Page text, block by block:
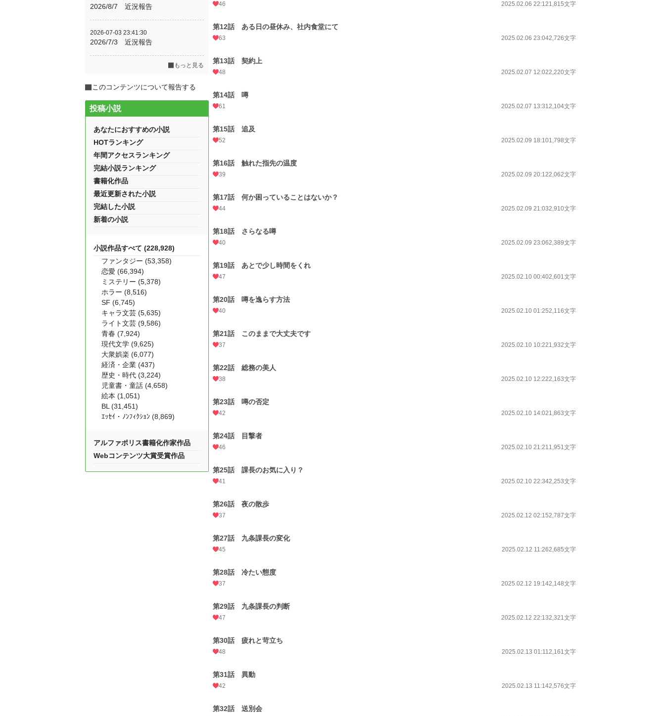
46 2025.02.06 22:121,815文字
第12話 ある日の昼休み、社内食堂にて
63 2025.02.06 23:042,726文字
第13話 契約上
48 2025.02.07 12:022,220文字
第14話 噂
61 2025.02.07 13:312,104文字
第15話 追及
52 2025.02.09 18:101,798文字
第16話 触れた指先の温度
39 2025.02.09 20:122,062文字
第17話 何か困っていることはないか？
44 2025.02.09 21:032,910文字
第18話 さらなる噂
40 2025.02.09 23:062,389文字
第19話 あとで少し時間をくれ
47 2025.02.10 00:402,601文字
第20話 噂を逸らす方法
40 2025.02.10 01:252,116文字
第21話 このままで大丈夫です
37 2025.02.10 10:221,932文字
第22話 総務の美人
38 2025.02.10 12:222,163文字
第23話 噂の否定
42 2025.02.10 14:021,863文字
第24話 目撃者
46 2025.02.10 21:211,951文字
第25話 課長のお気に入り？
41 2025.02.10 22:342,253文字
第26話 夜の散歩
37 2025.02.12 02:152,787文字
第27話 九条課長の変化
45 2025.02.12 11:262,685文字
第28話 冷たい態度
37 2025.02.12 19:142,148文字
第29話 九条課長の判断
47 2025.02.12 22:132,321文字
第30話 疲れと苛立ち
48 2025.02.13 01:112,161文字
第31話 異動
42 2025.02.13 11:142,576文字
第32話 送別会
2026/8/7 近況報告
2026-07-03 23:41:30
2026/7/3 近況報告
もっと見る
このコンテンツについて報告する
投稿小説
あなたにおすすめの小説
HOTランキング
年間アクセスランキング
完結小説ランキング
書籍化作品
最近更新された小説
完結した小説
新着の小説
小説作品すべて (228,928)
ファンタジー (53,358)
恋愛 (66,394)
ミステリー (5,378)
ホラー (8,516)
SF (6,745)
キャラ文芸 (5,635)
ライト文芸 (9,586)
青春 (7,924)
現代文学 (9,625)
大衆娯楽 (6,077)
経済・企業 (437)
歴史・時代 (3,224)
児童書・童話 (4,658)
絵本 (1,051)
BL (31,451)
ｴｯｾｲ・ﾉﾝﾌｨｸｼｮﾝ (8,869)
アルファポリス書籍化作家作品
Webコンテンツ大賞受賞作品